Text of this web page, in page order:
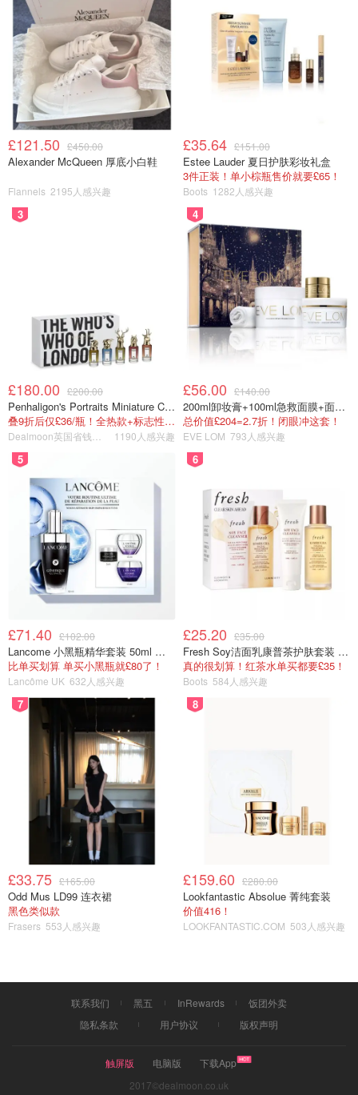
原本是要去火山口之路的海蚀洞，可惜天暗的太快了。希望
下次去有机会看到。
£121.50 £450.00
Alexander McQueen 厚底小白鞋
Flannels 2195人感兴趣
£35.64 £151.00
Estee Lauder 夏日护肤彩妆礼盒
3件正装！单小棕瓶售价就要£65！
Boots 1282人感兴趣
3
£180.00 £200.00
Penhaligon's Portraits Miniature Collection 香氛套装 5瓶装
叠9折后仅£36/瓶！全热款+标志性兽首头
1190人感兴趣
4
£56.00 £140.00
200ml卸妆膏+100ml急救面膜+面霜+洁颜布
总价值£204=2.7折！闭眼冲这套！
EVE LOM 793人感兴趣
5
£71.40 £102.00
Lancome 小黑瓶精华套装 50ml 价值£162
比单买划算 单买小黑瓶就£80了！
Lancôme UK 632人感兴趣
6
£25.20 £35.00
Fresh Soy洁面乳康普茶护肤套装 100ml
真的很划算！红茶水单买都要£35！
Boots 584人感兴趣
7
£33.75 £165.00
Odd Mus LD99 连衣裙
黑色类似款
Frasers 553人感兴趣
8
£159.60 £280.00
Lookfantastic Absolue 菁纯套装
价值416！
LOOKFANTASTIC.COM 503人感兴趣
联系我们 黑五 InRewards
饭团外卖
隐私条款
用户协议 版权声明
触屏版 电脑版
下载App
2017©dealmoon.co.uk